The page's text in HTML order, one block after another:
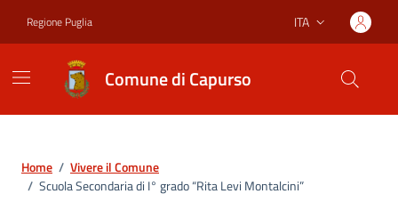
Regione Puglia Lingua attiva:
ITA
Comune di Capurso
Home / Vivere il Comune
/ Scuola Secondaria di I° grado “Rita Levi Montalcini”